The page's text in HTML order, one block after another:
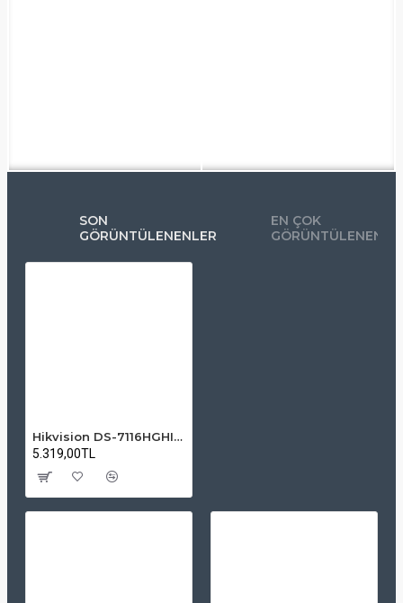
SON
GÖRÜNTÜLENENLER
EN ÇOK
Hikvision DS-7116HGHI-K1 16 Kanal 1080P Lite Mini 1U H.265 DVR
5.319,00TL